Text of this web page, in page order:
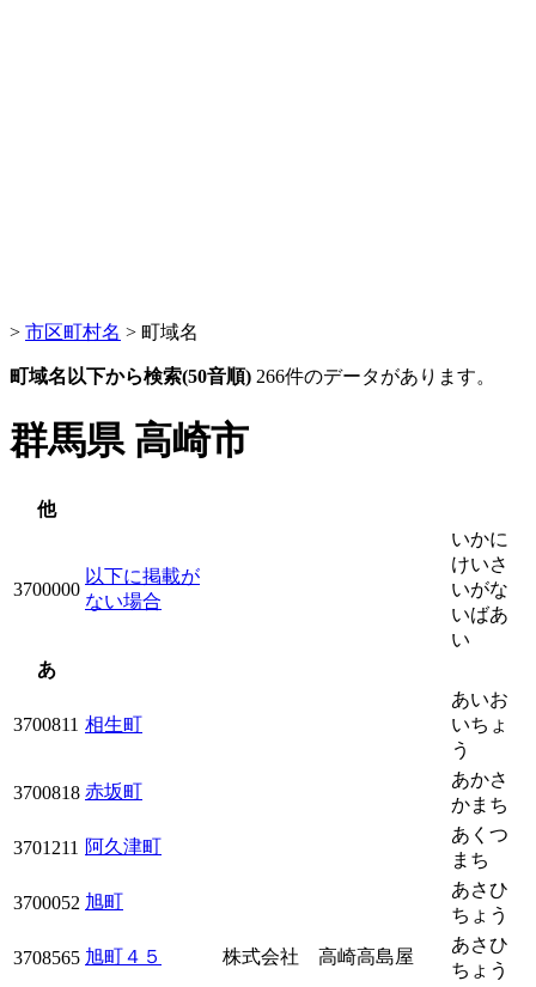
> 市区町村名 > 町域名
町域名以下から検索(50音順) 266件のデータがあります。
群馬県 高崎市
他
3700000
以下に掲載が
ない場合
いかに
けいさ
いがな
いばあ
い
あ
3700811 相生町
あいお
いちょ
う
3700818 赤坂町
あかさ
かまち
3701211 阿久津町
あくつ
まち
3700052 旭町
あさひ
ちょう
3708565 旭町４５ 株式会社 高崎高島屋
あさひ
ちょう